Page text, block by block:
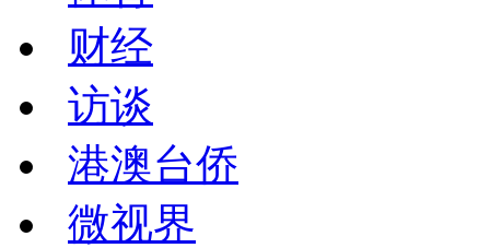
财经
访谈
港澳台侨
微视界